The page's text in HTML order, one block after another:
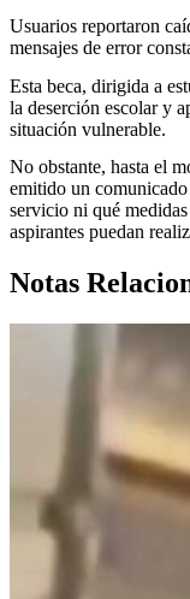
Usuarios reportaron
mensajes de error
Esta beca, dirigida a
la deserción escolar y
situación vulnerable.
No obstante, hasta el
emitido un
servicio ni qué
aspirantes puedan
Notas